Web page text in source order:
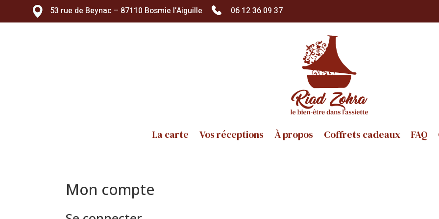
53 rue de Beynac – 87110 Bosmie l’Aiguille 06 12 36 09 37
La carte Vos réceptions À propos Coffrets cadeaux FAQ
Mon compte